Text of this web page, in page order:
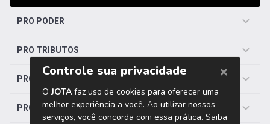
PRO PODER
PRO TRIBUTOS
PRO TRABALHISTA
PRO SAÚDE